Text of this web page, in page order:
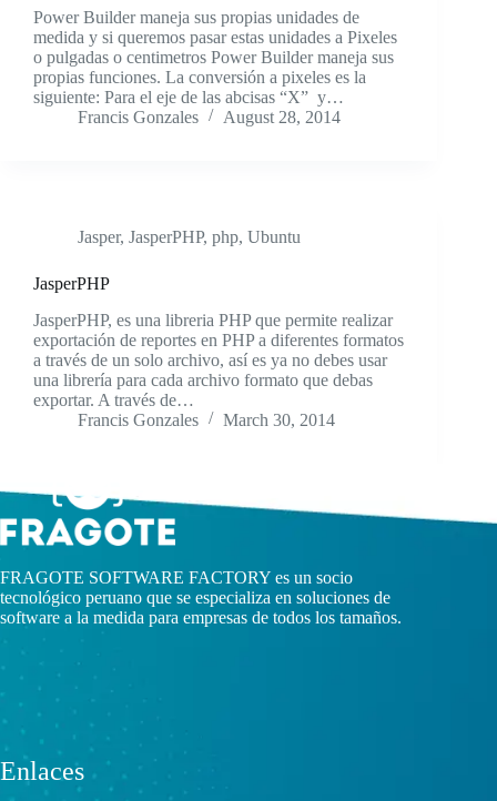
Power Builder maneja sus propias unidades de
medida y si queremos pasar estas unidades a Pixeles
o pulgadas o centimetros Power Builder maneja sus
propias funciones. La conversión a pixeles es la
siguiente: Para el eje de las abcisas “X” y…
Francis Gonzales
August 28, 2014
Jasper, JasperPHP, php, Ubuntu
JasperPHP
JasperPHP, es una libreria PHP que permite realizar
exportación de reportes en PHP a diferentes formatos
a través de un solo archivo, así es ya no debes usar
una librería para cada archivo formato que debas
exportar. A través de…
Francis Gonzales
March 30, 2014
FRAGOTE SOFTWARE FACTORY es un socio
tecnológico peruano que se especializa en soluciones de
software a la medida para empresas de todos los tamaños.
Enlaces